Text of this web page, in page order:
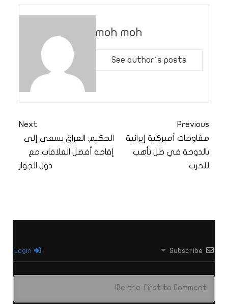
moh moh
See author's posts
Previous
مفاوضات أميركية إيرانية
بالدوحة في ظل تأهب
للحرب
Next
الحكيم: العراق يسعى إلى
إقامة أفضل العلاقات مع
دول الجوار
Subscribe